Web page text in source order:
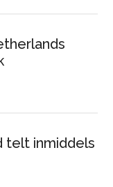
telt inmiddels